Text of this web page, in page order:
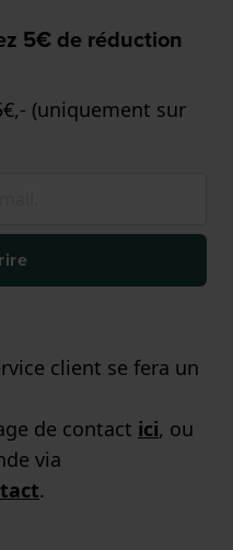
5€ de réduction
(uniquement sur
client se fera un
de contact ici, ou
via
.